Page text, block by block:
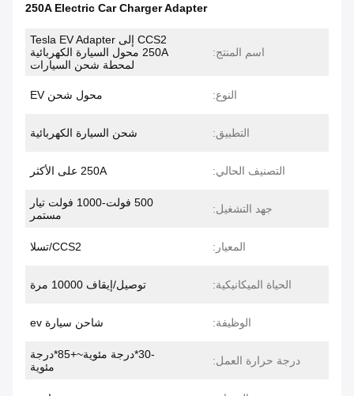
250A Electric Car Charger Adapter
اسم المنتج:
CCS2 إلى Tesla EV Adapter
250A محول السيارة الكهربائية
لمحطة شحن السيارات
النوع: محول شحن EV
التطبيق: شحن السيارة الكهربائية
التصنيف الحالي: 250A على الأكثر
جهد التشغيل:
500 فولت-1000 فولت تيار
مستمر
المعيار: CCS2/تسلا
الحياة الميكانيكية: توصيل/إيقاف 10000 مرة
الوظيفة: شاحن سيارة ev
درجة حرارة العمل:
-30*درجة مئوية~+85*درجة
مئوية